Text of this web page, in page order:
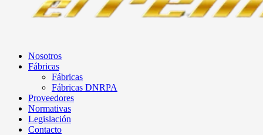
Nosotros
Fábricas
Fábricas
Fábricas DNRPA
Proveedores
Normativas
Legislación
Contacto